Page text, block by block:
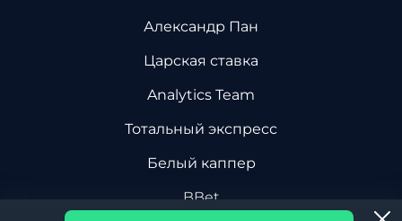
Александр Пан
Царская ставка
Analytics Team
Тотальный экспресс
Белый каппер
BBet